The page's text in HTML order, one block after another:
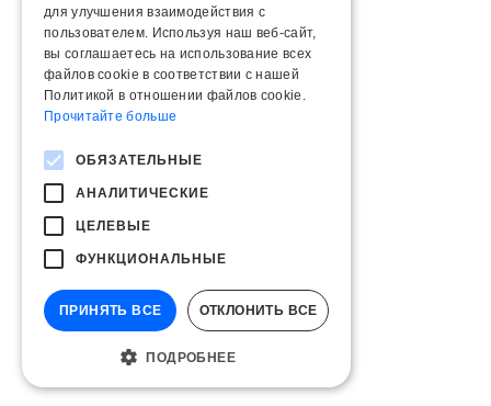
для улучшения взаимодействия с
пользователем. Используя наш веб-сайт,
вы соглашаетесь на использование всех
файлов cookie в соответствии с нашей
Политикой в ​​отношении файлов cookie.
Прочитайте больше
ОБЯЗАТЕЛЬНЫЕ
АНАЛИТИЧЕСКИЕ
ЦЕЛЕВЫЕ
ФУНКЦИОНАЛЬНЫЕ
ПРИНЯТЬ ВСЕ ОТКЛОНИТЬ ВСЕ
ПОДРОБНЕЕ